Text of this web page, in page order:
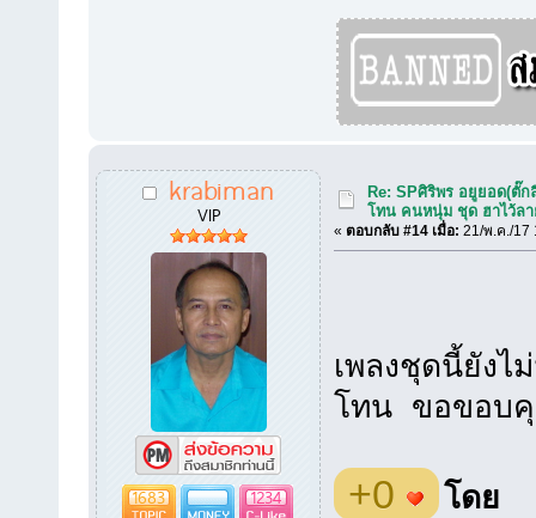
krabiman
VIP
1683 1234
Re: SPศิริพร อยูยอด(ตั๊
โทน คนหนุ่ม ชุด ฮาไว้ล
« ตอบกลับ #14 เมื่อ: 21/พ.ค./17
เพลงชุดนี้ยัง
โทน ขอขอบ
+0 โดย